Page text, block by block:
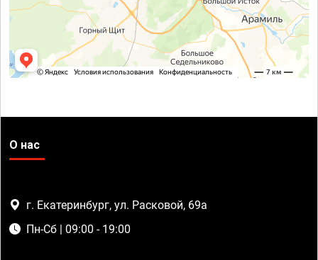
О нас
г. Екатеринбург, ул. Расковой, 69а
Пн-Сб | 09:00 - 19:00